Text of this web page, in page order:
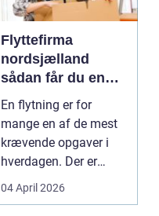
Flyttefirma
nordsjælland
sådan får du en
tryg og effektiv
flytning
En flytning er for
mange en af de mest
krævende opgaver i
hverdagen. Der er
meget at holde styr på,
04 April 2026